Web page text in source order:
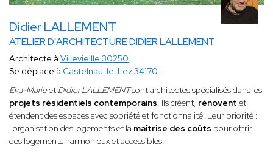
Didier LALLEMENT
ATELIER D'ARCHITECTURE DIDIER LALLEMENT
Architecte à Villevieille 30250
Se déplace à Castelnau-le-Lez 34170
Eva-Marieet Didier LALLEMENTsont architectes spécialisés dans les
projets résidentiels contemporains. Ils créent, rénovent et
étendent des espaces avec sobriété et fonctionnalité. Leur priorité :
l'organisation des logements et la maîtrise des coûts pour offrir
des logements harmonieux et accessibles.